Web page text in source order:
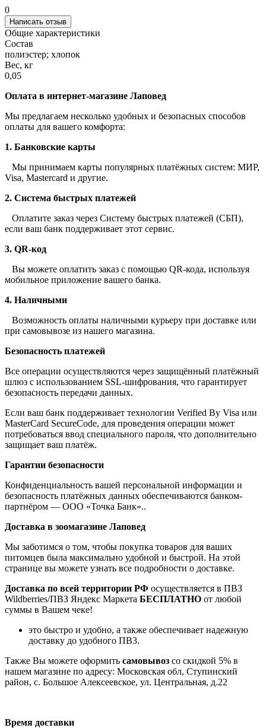
0
Написать отзыв
Общие характеристики
Состав
полиэстер; хлопок
Вес, кг
0,05
Оплата в интернет-магазине Лаповед
Мы предлагаем несколько удобных и безопасных способов
оплаты для вашего комфорта:
1. Банковские карты
Мы принимаем карты популярных платёжных систем: МИР,
Visa, Mastercard и другие.
2. Система быстрых платежей
Оплатите заказ через Систему быстрых платежей (СБП),
если ваш банк поддерживает этот сервис.
3. QR-код
Вы можете оплатить заказ с помощью QR-кода, используя
мобильное приложение вашего банка.
4. Наличными
Возможность оплаты наличными курьеру при доставке или
при самовывозе из нашего магазина.
Безопасность платежей
Все операции осуществляются через защищённый платёжный
шлюз с использованием SSL-шифрования, что гарантирует
безопасность передачи данных.
Если ваш банк поддерживает технологии Verified By Visa или
MasterCard SecureCode, для проведения операции может
потребоваться ввод специального пароля, что дополнительно
защищает ваш платёж.
Гарантии безопасности
Конфиденциальность вашей персональной информации и
безопасность платёжных данных обеспечиваются банком-
партнёром — ООО «Точка Банк»..
Доставка в зоомагазине Лаповед
Мы заботимся о том, чтобы покупка товаров для ваших
питомцев была максимально удобной и быстрой. На этой
странице вы можете узнать все подробности о доставке.
Доставка по всей территории РФ осуществляется в ПВЗ
Wildberries/ПВЗ Яндекс Маркета БЕСПЛАТНО от любой
суммы в Вашем чеке!
это быстро и удобно, а также обеспечивает надежную
доставку до удобного ПВ3.
Также Вы можете оформить самовывоз со скидкой 5% в
нашем магазине по адресу: Московская обл, Ступинский
район, с. Большое Алексеевское, ул. Центральная, д.22
Время доставки